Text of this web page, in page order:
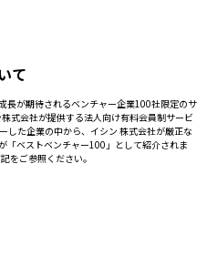
て
長が期待されるベンチャー企業100社限定のサ
式会社が提供する法人向け有料会員制サービ
した企業の中から、イシン 株式会社が厳正な
「ベストベンチャー100」として紹介されま
をご参照ください。